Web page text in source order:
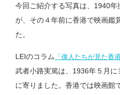
今回ご紹介する写真は、1940
が、その４年前に香港で映画鑑
た。
LEIのコラム 「偉人たちが見た香
武者小路実篤は、1936年５月
に寄りました。香港では映画館